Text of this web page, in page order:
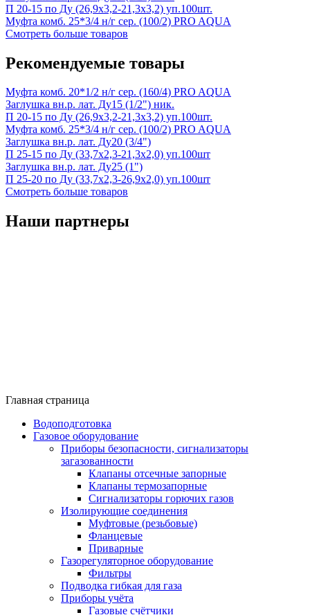
П 20-15 по Ду (26,9х3,2-21,3х3,2) уп.100шт.
Муфта комб. 25*3/4 н/г сер. (100/2) PRO AQUA
Смотреть больше товаров
Рекомендуемые товары
Муфта комб. 20*1/2 н/г сер. (160/4) PRO AQUA
Заглушка вн.р. лат. Ду15 (1/2") ник.
П 20-15 по Ду (26,9х3,2-21,3х3,2) уп.100шт.
Муфта комб. 25*3/4 н/г сер. (100/2) PRO AQUA
Заглушка вн.р. лат. Ду20 (3/4")
П 25-15 по Ду (33,7х2,3-21,3х2,0) уп.100шт
Заглушка вн.р. лат. Ду25 (1")
П 25-20 по Ду (33,7х2,3-26,9х2,0) уп.100шт
Смотреть больше товаров
Наши партнеры
Главная страница
Водоподготовка
Газовое оборудование
Приборы безопасности, сигнализаторы
загазованности
Клапаны отсечные запорные
Клапаны термозапорные
Сигнализаторы горючих газов
Изолирующие соединения
Муфтовые (резьбовые)
Фланцевые
Приварные
Газорегуляторное оборудование
Фильтры
Подводка гибкая для газа
Приборы учёта
Газовые счётчики